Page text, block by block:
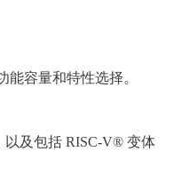
容量和特性选择。
以及包括 RISC-V® 变体